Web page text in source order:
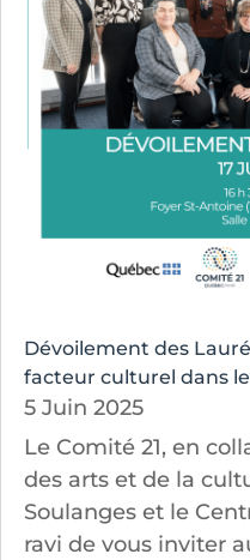
Dévoilement des
facteur culturel dans
5 Juin 2025
Le Comité 21, en
des arts et de la
Soulanges et le
ravi de vous inviter